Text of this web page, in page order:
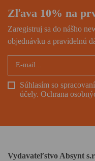
Zľava 10% na
Zaregistruj sa do nášho
objednávku a pravidelnú
Súhlasím so
účely. Ochrana
Vydavateľstvo Absynt